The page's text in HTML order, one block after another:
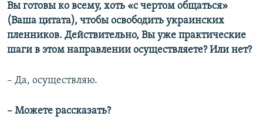
Вы готовы ко всему, хоть «с чертом общаться»
(Ваша цитата), чтобы освободить украинских
пленников. Действительно, Вы уже практические
шаги в этом направлении осуществляете? Или нет?
– Да, осуществляю.
– Можете рассказать?